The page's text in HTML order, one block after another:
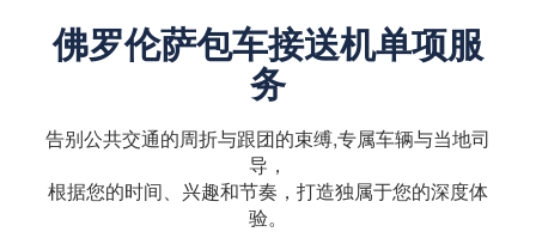
佛罗伦萨包车接送机单项服
务
告别公共交通的周折与跟团的束缚,专属车辆与当地司
导，
根据您的时间、兴趣和节奏，打造独属于您的深度体
验。